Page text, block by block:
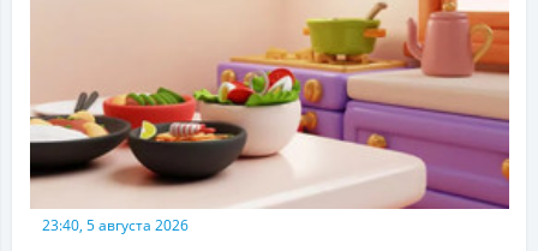
23:40, 5 августа 2026